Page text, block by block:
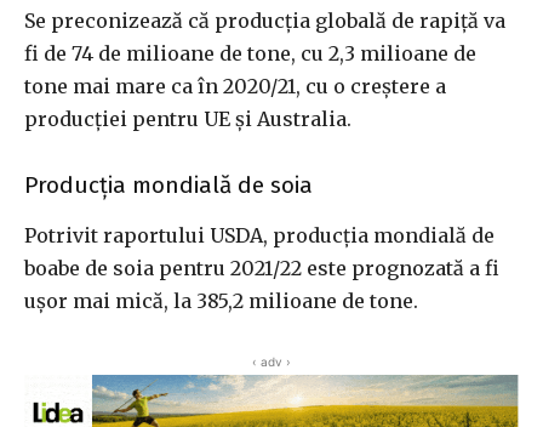
Se preconizează că producția globală de rapiță va
fi de 74 de milioane de tone, cu 2,3 milioane de
tone mai mare ca în 2020/21, cu o creștere a
producției pentru UE și Australia.
Producția mondială de soia
Potrivit raportului USDA, producția mondială de
boabe de soia pentru 2021/22 este prognozată a fi
ușor mai mică, la 385,2 milioane de tone.
‹ adv ›